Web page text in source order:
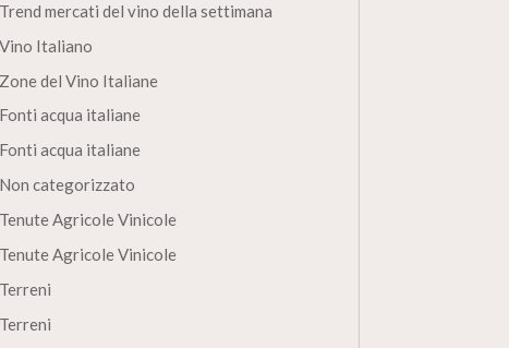
Trend mercati del vino della settimana
Vino Italiano
Zone del Vino Italiane
Fonti acqua italiane
Fonti acqua italiane
Non categorizzato
Tenute Agricole Vinicole
Tenute Agricole Vinicole
Terreni
Terreni